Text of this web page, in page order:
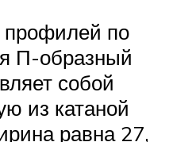
по
П-образный
собой
из катаной
равна 27,